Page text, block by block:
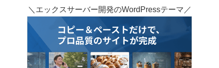
＼エックスサーバー開発のWordPressテーマ／